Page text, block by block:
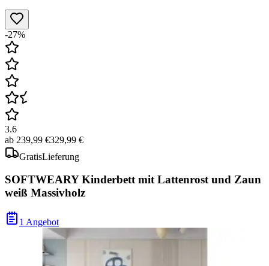
-27%
3.6
ab 239,99 €329,99 €
GratisLieferung
SOFTWEARY Kinderbett mit Lattenrost und Zaun
weiß Massivholz
1 Angebot